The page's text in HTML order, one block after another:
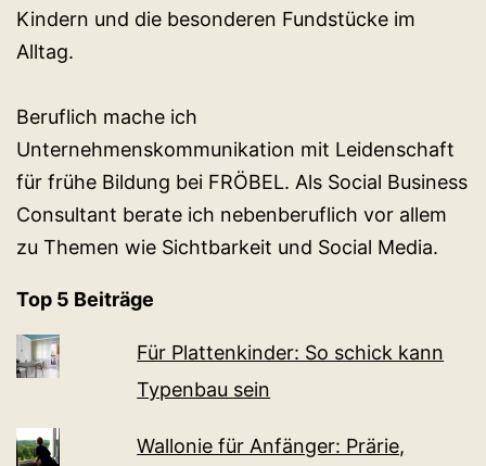
Kindern und die besonderen Fundstücke im
Alltag.
Beruflich mache ich
Unternehmenskommunikation mit Leidenschaft
für frühe Bildung bei FRÖBEL. Als Social Business
Consultant berate ich nebenberuflich vor allem
zu Themen wie Sichtbarkeit und Social Media.
Top 5 Beiträge
Für Plattenkinder: So schick kann
Typenbau sein
Wallonie für Anfänger: Prärie,